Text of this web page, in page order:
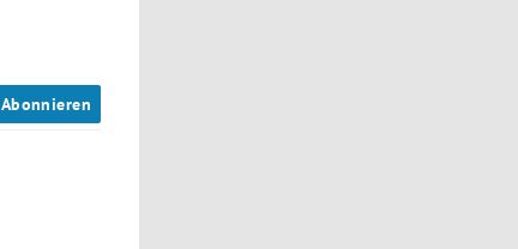
Abonnieren